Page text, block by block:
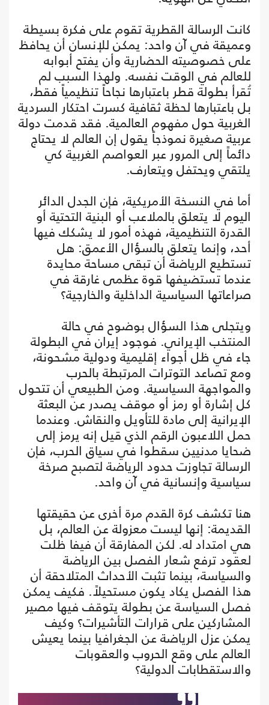
كانت الرسالة القطرية تقوم على فكرة بسيطة
وعميقة في آن واحد: يمكن للإنسان أن يحافظ
على خصوصيته الحضارية وأن يفتح أبوابه
للعالم في الوقت نفسه. ولهذا السبب لم
تُقرأ بطولة قطر باعتبارها نجاحاً تنظيمياً فقط،
بل باعتبارها لحظة ثقافية كسرت احتكار السردية
الغربية حول مفهوم العالمية. فقد قدمت دولة
عربية صغيرة نموذجاً يقول إن العالم لا يحتاج
دائماً إلى المرور عبر العواصم الغربية كي
يلتقي ويحتفل ويتعارف.
أما في النسخة الأمريكية، فإن الجدل الدائر
اليوم لا يتعلق بالملاعب أو البنية التحتية أو
القدرة التنظيمية، فهذه أمور لا يشكك فيها
أحد، وإنما يتعلق بالسؤال الأعمق: هل
تستطيع الرياضة أن تبقى مساحة محايدة
عندما تستضيفها قوة عظمى غارقة في
صراعاتها السياسية الداخلية والخارجية؟
ويتجلى هذا السؤال بوضوح في حالة
المنتخب الإيراني. فوجود إيران في البطولة
جاء في ظل أجواء إقليمية ودولية مشحونة،
ومع تصاعد التوترات المرتبطة بالحرب
والمواجهة السياسية. ومن الطبيعي أن تتحول
كل إشارة أو رمز أو موقف يصدر عن البعثة
الإيرانية إلى مادة للتأويل والنقاش. وعندما
حمل اللاعبون الرقم الذي قيل إنه يرمز إلى
ضحايا مدنيين سقطوا في سياق الحرب، فإن
الرسالة تجاوزت حدود الرياضة لتصبح صرخة
سياسية وإنسانية في آن واحد.
هنا تكشف كرة القدم مرة أخرى عن حقيقتها
القديمة: إنها ليست معزولة عن العالم، بل
هي امتداد له. لكن المفارقة أن فيفا ظلت
لعقود ترفع شعار الفصل بين الرياضة
والسياسة، بينما تثبت الأحداث المتلاحقة أن
هذا الفصل يكاد يكون مستحيلاً. فكيف يمكن
فصل السياسة عن بطولة يتوقف فيها مصير
المشاركين على قرارات التأشيرات؟ وكيف
يمكن عزل الرياضة عن الجغرافيا بينما يعيش
العالم على وقع الحروب والعقوبات
والاستقطابات الدولية؟